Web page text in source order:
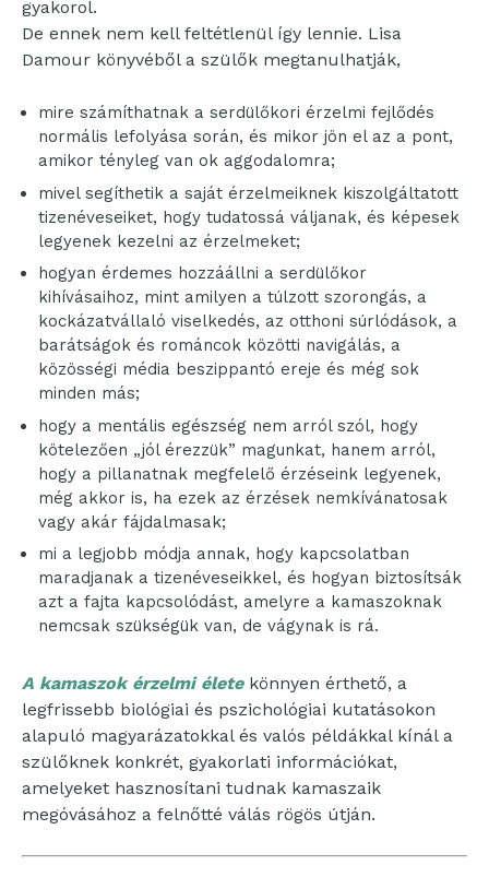
gyakorol.
De ennek nem kell feltétlenül így lennie. Lisa
Damour könyvéből a szülők megtanulhatják,
mire számíthatnak a serdülőkori érzelmi fejlődés
normális lefolyása során, és mikor jön el az a pont,
amikor tényleg van ok aggodalomra;
mivel segíthetik a saját érzelmeiknek kiszolgáltatott
tizenéveseiket, hogy tudatossá váljanak, és képesek
legyenek kezelni az érzelmeket;
hogyan érdemes hozzáállni a serdülőkor
kihívásaihoz, mint amilyen a túlzott szorongás, a
kockázatvállaló viselkedés, az otthoni súrlódások, a
barátságok és románcok közötti navigálás, a
közösségi média beszippantó ereje és még sok
minden más;
hogy a mentális egészség nem arról szól, hogy
kötelezően „jól érezzük” magunkat, hanem arról,
hogy a pillanatnak megfelelő érzéseink legyenek,
még akkor is, ha ezek az érzések nemkívánatosak
vagy akár fájdalmasak;
mi a legjobb módja annak, hogy kapcsolatban
maradjanak a tizenéveseikkel, és hogyan biztosítsák
azt a fajta kapcsolódást, amelyre a kamaszoknak
nemcsak szükségük van, de vágynak is rá.
A kamaszok érzelmi életekönnyen érthető, a
legfrissebb biológiai és pszichológiai kutatásokon
alapuló magyarázatokkal és valós példákkal kínál a
szülőknek konkrét, gyakorlati információkat,
amelyeket hasznosítani tudnak kamaszaik
megóvásához a felnőtté válás rögös útján.